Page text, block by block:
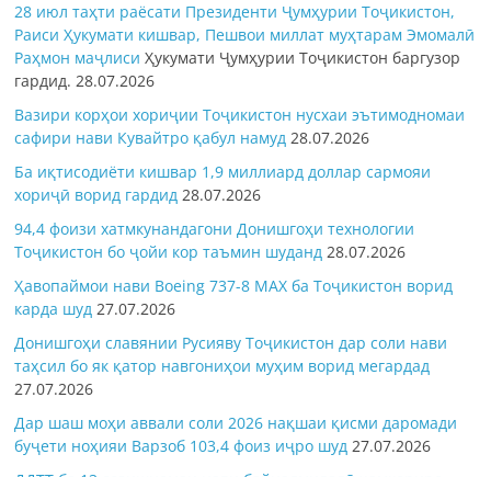
28 июл таҳти раёсати Президенти Ҷумҳурии Тоҷикистон,
Раиси Ҳукумати кишвар, Пешвои миллат муҳтарам Эмомалӣ
Раҳмон маҷлисиҲукумати Ҷумҳурии Тоҷикистон баргузор
гардид.28.07.2026
Вазири корҳои хориҷии Тоҷикистон нусхаи эътимодномаи
сафири нави Кувайтро қабул намуд 28.07.2026
Ба иқтисодиёти кишвар 1,9 миллиард доллар сармояи
хориҷӣ ворид гардид 28.07.2026
94,4 фоизи хатмкунандагони Донишгоҳи технологии
Тоҷикистон бо ҷойи кор таъмин шуданд 28.07.2026
Ҳавопаймои нави Boeing 737-8 MAX ба Тоҷикистон ворид
карда шуд 27.07.2026
Донишгоҳи славянии Русияву Тоҷикистон дар соли нави
таҳсил бо як қатор навгониҳои муҳим ворид мегардад
27.07.2026
Дар шаш моҳи аввали соли 2026 нақшаи қисми даромади
буҷети ноҳияи Варзоб 103,4 фоиз иҷро шуд 27.07.2026